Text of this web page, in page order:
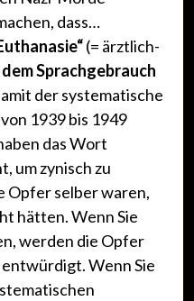
dass…
(= ärztlich-
Sprachgebrauch
der systematische
1939 bis 1949
das Wort
um zynisch zu
Opfer selber waren,
hätten. Wenn Sie
werden die Opfer
entwürdigt. Wenn Sie